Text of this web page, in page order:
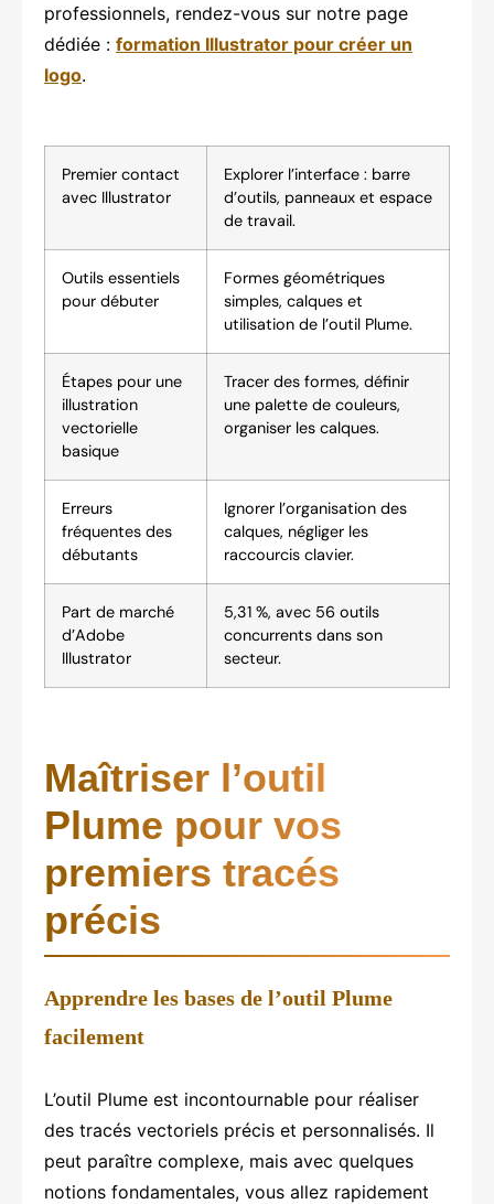
professionnels, rendez-vous sur notre page
dédiée : formation Illustrator pour créer un
logo.
Premier contact
avec Illustrator
Explorer l’interface : barre
d’outils, panneaux et espace
de travail.
Outils essentiels
pour débuter
Formes géométriques
simples, calques et
utilisation de l’outil Plume.
Étapes pour une
illustration
vectorielle
basique
Tracer des formes, définir
une palette de couleurs,
organiser les calques.
Erreurs
fréquentes des
débutants
Ignorer l’organisation des
calques, négliger les
raccourcis clavier.
Part de marché
d’Adobe
Illustrator
5,31 %, avec 56 outils
concurrents dans son
secteur.
Maîtriser l’outil
Plume pour vos
premiers tracés
précis
Apprendre les bases de l’outil Plume
facilement
L’outil Plume est incontournable pour réaliser
des tracés vectoriels précis et personnalisés. Il
peut paraître complexe, mais avec quelques
notions fondamentales, vous allez rapidement